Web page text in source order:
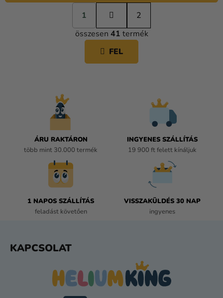
L
I
S
T
L
a
p
o
á
s
1
2
összesen 41 termék
FEL
ÁRU RAKTÁRON
több mint 30.000 termék
INGYENES SZÁLLÍTÁS
19 900 ft felett kínáljuk
1 NAPOS SZÁLLÍTÁS
feladást követően
VISSZAKÜLDÉS 30 NAP
ingyenes
KAPCSOLAT